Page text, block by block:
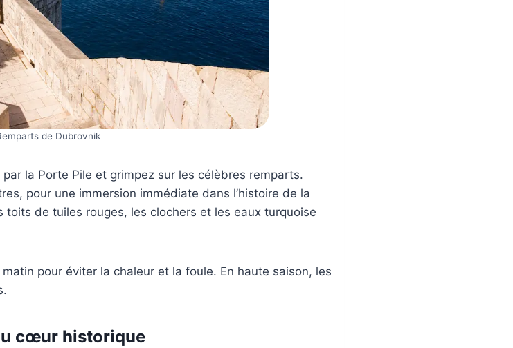
de Dubrovnik
la Porte Pile et grimpez sur les célèbres remparts.
pour une immersion immédiate dans l’histoire de la
toits de tuiles rouges, les clochers et les eaux turquoise
pour éviter la chaleur et la foule. En haute saison, les
cœur historique